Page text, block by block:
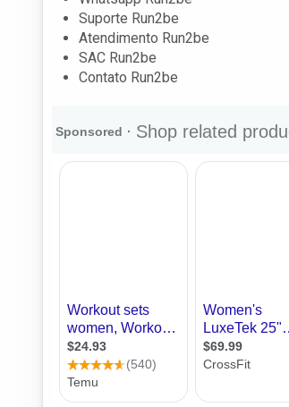
Suporte Run2be
Atendimento Run2be
SAC Run2be
Contato Run2be